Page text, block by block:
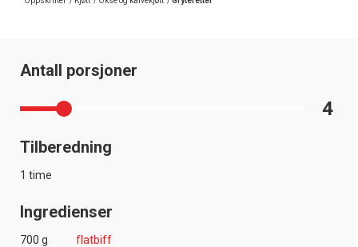
Antall porsjoner
4
Tilberedning
1 time
Ingredienser
700 g
flatbiff